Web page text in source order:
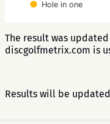
Hole in one
The result was updated
discgolfmetrix.com is
Results will be